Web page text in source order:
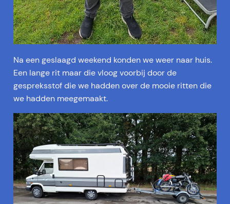
Na een geslaagd weekend konden we weer naar huis.
Een lange rit maar die vloog voorbij door de
gespreksstof die we hadden over de mooie ritten die
we hadden meegemaakt.